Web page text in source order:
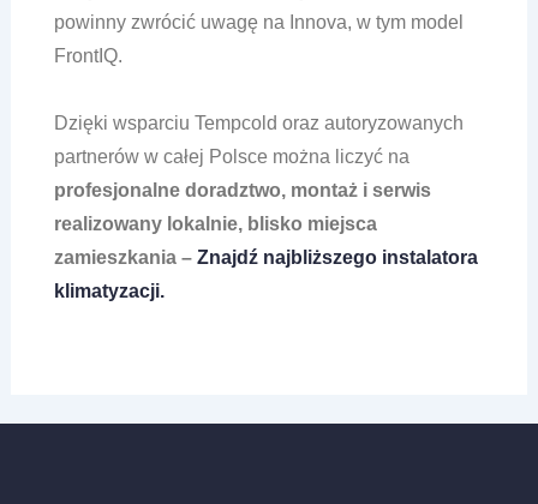
powinny zwrócić uwagę na Innova, w tym model
FrontIQ.
Dzięki wsparciu Tempcold oraz autoryzowanych
partnerów w całej Polsce można liczyć na
profesjonalne doradztwo, montaż i serwis
realizowany lokalnie, blisko miejsca
zamieszkania – Znajdź najbliższego instalatora
klimatyzacji.